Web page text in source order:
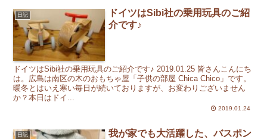
日記
ドイツはSibi社の乗用玩具のご紹
介です♪
ドイツはSibi社の乗用玩具のご紹介です♪ 2019.01.25 皆さんこんにち
は。広島は南区の木のおもちゃ屋「子供の部屋 Chica Chico」です。
暖冬とはいえ寒い毎日が続いておりますが、お変わりございません
か？本日はドイ...
2019.01.24
日記
我が家でも大活躍した、バスポン